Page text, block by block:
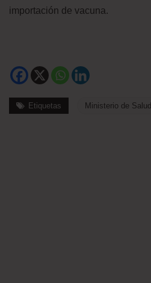
importación de vacuna.
Etiquetas Ministerio de Salud